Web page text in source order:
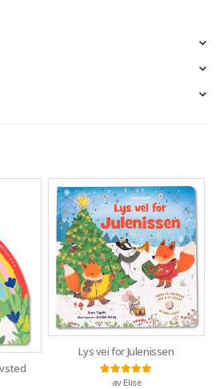
Lys vei for Julenissen
Vurdert5
av Elise